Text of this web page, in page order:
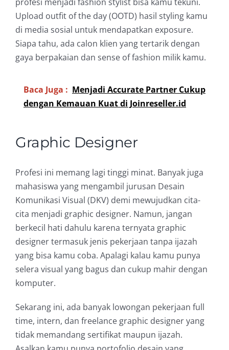
Upload outfit of the day (OOTD) hasil styling kamu
di media sosial untuk mendapatkan exposure.
Siapa tahu, ada calon klien yang tertarik dengan
gaya berpakaian dan sense of fashion milik kamu.
Baca Juga : Menjadi Accurate Partner Cukup
dengan Kemauan Kuat di Joinreseller.id
Graphic Designer
Profesi ini memang lagi tinggi minat. Banyak juga
mahasiswa yang mengambil jurusan Desain
Komunikasi Visual (DKV) demi mewujudkan cita-
cita menjadi graphic designer. Namun, jangan
berkecil hati dahulu karena ternyata graphic
designer termasuk jenis pekerjaan tanpa ijazah
yang bisa kamu coba. Apalagi kalau kamu punya
selera visual yang bagus dan cukup mahir dengan
komputer.
Sekarang ini, ada banyak lowongan pekerjaan full
time, intern, dan freelance graphic designer yang
tidak memandang sertifikat maupun ijazah.